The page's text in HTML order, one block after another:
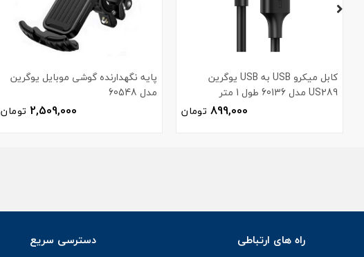
کابل میکرو USB به USB یوگرین
US289 مدل 60136 طول 1 متر
899,000 تومان
پایه نگهدارنده گوشی موبایل یوگرین
مدل 60548
2,509,000 تومان
راه های ارتباطی
دسترسی سریع